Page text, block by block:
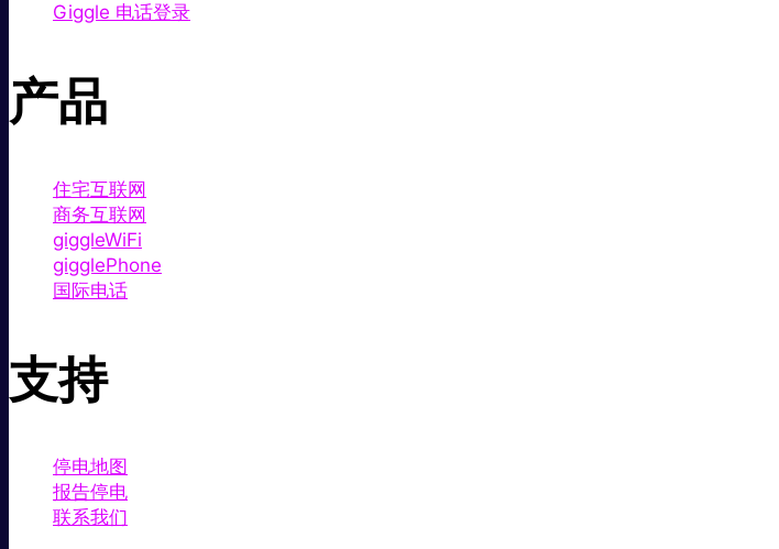
Giggle 电话登录
产品
住宅互联网
商务互联网
giggleWiFi
gigglePhone
国际电话
支持
停电地图
报告停电
联系我们